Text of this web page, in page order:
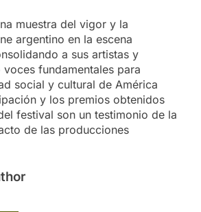
muestra del vigor y la
argentino en la escena
a sus artistas y
fundamentales para
social y cultural de América
y los premios obtenidos
festival son un testimonio de la
de las producciones